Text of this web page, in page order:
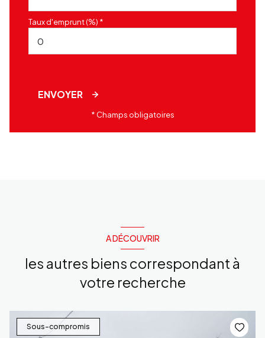
Taux d'emprunt (%) *
ENVOYER
* Champs obligatoires
A DÉCOUVRIR
les autres biens correspondant à
votre recherche
Sous-compromis